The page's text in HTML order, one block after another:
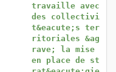
travaille avec
des collectivi
t&eacute;s ter
ritoriales &ag
rave; la mise
en place de st